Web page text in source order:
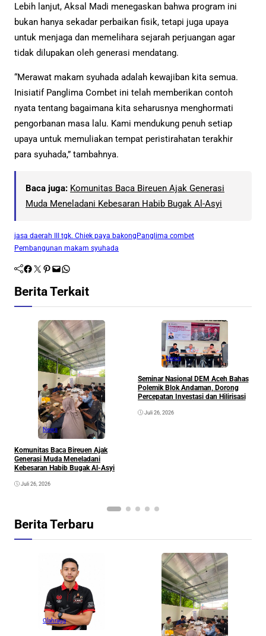
Lebih lanjut, Aksal Madi menegaskan bahwa program ini
bukan hanya sekadar perbaikan fisik, tetapi juga upaya
untuk menjaga dan memelihara sejarah perjuangan agar
tidak dilupakan oleh generasi mendatang.
“Merawat makam syuhada adalah kewajiban kita semua.
Inisiatif Panglima Combet ini telah memberikan contoh
nyata tentang bagaimana kita seharusnya menghormati
pengorbanan masa lalu. Kami mendukung penuh setiap
upaya untuk memuliakan tempat peristirahatan terakhir
para syuhada,” tambahnya.
Baca juga: Komunitas Baca Bireuen Ajak Generasi
Muda Meneladani Kebesaran Habib Bugak Al-Asyi
jasa daerah III tgk. Chiek paya bakong Panglima combet
Pembangunan makam syuhada
Facebook Twitter Pinterest Mail WhatsApp
Berita Terkait
News
Komunitas Baca Bireuen Ajak
Generasi Muda Meneladani
Kebesaran Habib Bugak Al-Asyi
Juli 26, 2026
News
Seminar Nasional DEM Aceh Bahas
Polemik Blok Andaman, Dorong
Percepatan Investasi dan Hilirisasi
Juli 26, 2026
Berita Terbaru
Olahraga